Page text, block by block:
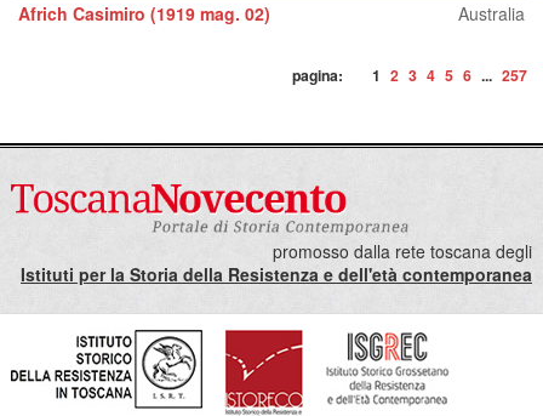
Africh Casimiro (1919 mag. 02)
Australia
pagina: 1 2 3 4 5 6 ... 257
promosso dalla rete toscana degli
Istituti per la Storia della Resistenza e dell'età contemporanea